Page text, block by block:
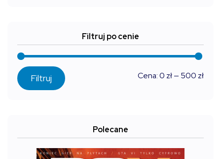
Filtruj po cenie
Filtruj Cena:0 zł— 500 zł
Polecane